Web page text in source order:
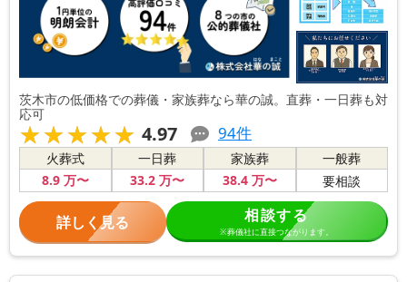
茨木市の低価格での葬儀・家族葬なら華の誠。直葬・一日葬も対
応可
★★★★★
★★★★★ 4.97 94件
火葬式
8.9万〜
一日葬
33.2 万〜
家族葬
38.4万〜
一般葬
要相談
詳しく見る 相談する
※葬儀社に直接つながります。